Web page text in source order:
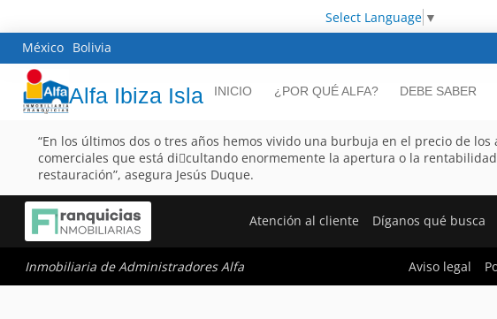
Select Language ▼
México Bolivia
Alfa Ibiza Isla INICIO ¿POR QUÉ ALFA? DEBE SABER
“En los últimos dos o tres años hemos vivido una burbuja en el precio de los
comerciales que está di􀂦cultando enormemente la apertura o la
restauración”, asegura Jesús Duque.
Atención al cliente Díganos qué busca
Inmobiliaria de Administradores Alfa Aviso legal